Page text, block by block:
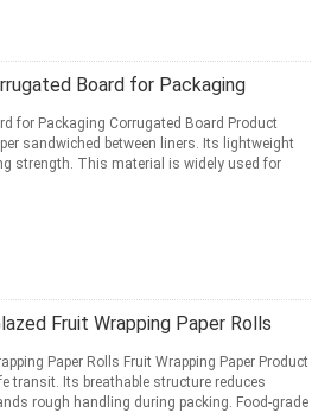
Corrugated Board for Packaging
sandwiched between liners. Its lightweight
strength. This material is widely used for
Fruit Wrapping Paper Rolls
transit. Its breathable structure reduces
rough handling during packing. Food-grade